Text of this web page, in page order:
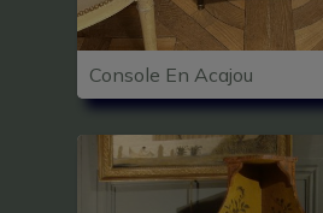
Console En Acajou